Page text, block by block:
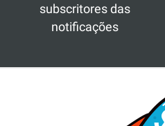
subscritores das
notificações